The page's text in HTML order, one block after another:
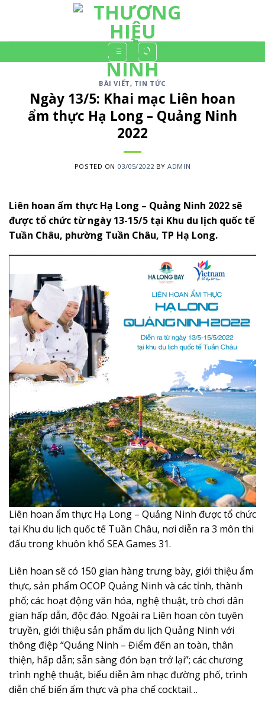
BÀI VIẾT, TIN TỨC
Ngày 13/5: Khai mạc Liên hoan
ẩm thực Hạ Long – Quảng Ninh
2022
POSTED ON 03/05/2022 BYADMIN
Liên hoan ẩm thực Hạ Long – Quảng Ninh 2022 sẽ
được tổ chức từ ngày 13-15/5 tại Khu du lịch quốc tế
Tuần Châu, phường Tuần Châu, TP Hạ Long.
Liên hoan ẩm thực Hạ Long – Quảng Ninh được tổ chức
tại Khu du lịch quốc tế Tuần Châu, nơi diễn ra 3 môn thi
đấu trong khuôn khổ SEA Games 31.
Liên hoan sẽ có 150 gian hàng trưng bày, giới thiệu ẩm
thực, sản phẩm OCOP Quảng Ninh và các tỉnh, thành
phố; các hoạt động văn hóa, nghệ thuật, trò chơi dân
gian hấp dẫn, độc đáo. Ngoài ra Liên hoan còn tuyên
truyền, giới thiệu sản phẩm du lịch Quảng Ninh với
thông điệp “Quảng Ninh – Điểm đến an toàn, thân
thiện, hấp dẫn; sẵn sàng đón bạn trở lại”; các chương
trình nghệ thuật, biểu diễn âm nhạc đường phố, trình
diễn chế biến ẩm thực và pha chế cocktail…